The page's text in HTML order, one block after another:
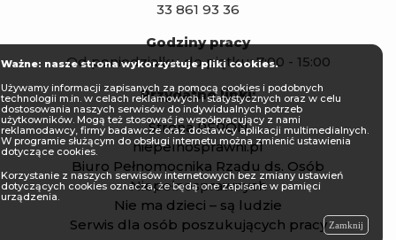
33 861 93 36
Godziny pracy
Od poniedziałku do piątku: 7:00 - 15:00
Przydatne linki:
Strona PFRON
niepelnosprawni.pl
Biuro Pełnomocnika Rządu ds. Osób
Niepełnosprawnych
Nie ma dzieci – są ludzie
Serwis dla osób poszukujących pracy
Ważne: nasze strona wykorzystuje pliki cookies.
Używamy informacji zapisanych za pomocą cookies i podobnych
technologii m.in. w celach reklamowych i statystycznych oraz w celu
dostosowania naszych serwisów do indywidualnych potrzeb
użytkowników. Mogą też stosować je współpracujący z nami
reklamodawcy, firmy badawcze oraz dostawcy aplikacji multimedialnych.
W programie służącym do obsługi internetu można zmienić ustawienia
dotyczące cookies.
Korzystanie z naszych serwisów internetowych bez zmiany ustawień
dotyczących cookies oznacza, że będą one zapisane w pamięci
urządzenia.
Zamknij